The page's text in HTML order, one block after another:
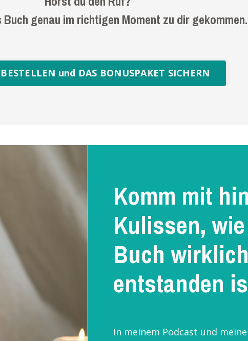
genau im richtigen Moment zu dir gekommen.
und DAS BONUSPAKET SICHERN
Komm mit
Kulissen,
Buch wirklich
entstanden
In meinem Podcast und